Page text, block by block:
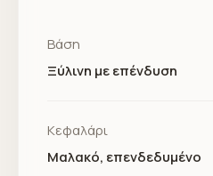
Βάση
Ξύλινη με επένδυση
Κεφαλάρι
Μαλακό, επενδεδυμένο